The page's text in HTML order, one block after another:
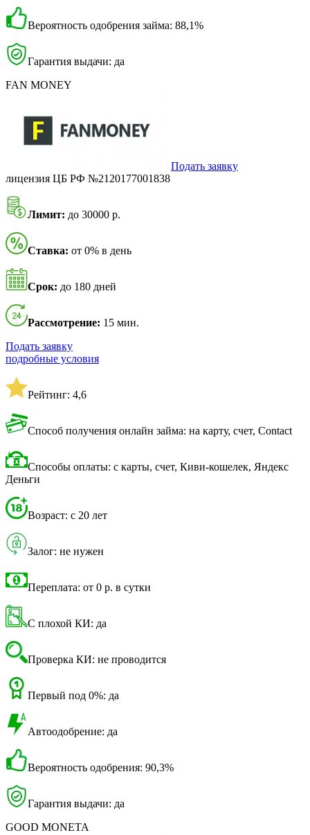
Вероятность одобрения займа: 88,1%
Гарантия выдачи: да
FAN MONEY
Подать заявку
лицензия ЦБ РФ №2120177001838
Лимит: до 30000 р.
Ставка: от 0% в день
Срок: до 180 дней
Рассмотрение: 15 мин.
Подать заявку
подробные условия
Рейтинг: 4,6
Способ получения онлайн займа: на карту, счет, Contact
Способы оплаты: с карты, счет, Киви-кошелек, Яндекс
Деньги
Возраст: с 20 лет
Залог: не нужен
Переплата: от 0 р. в сутки
С плохой КИ: да
Проверка КИ: не проводится
Первый под 0%: да
Автоодобрение: да
Вероятность одобрения: 90,3%
Гарантия выдачи: да
GOOD MONETA